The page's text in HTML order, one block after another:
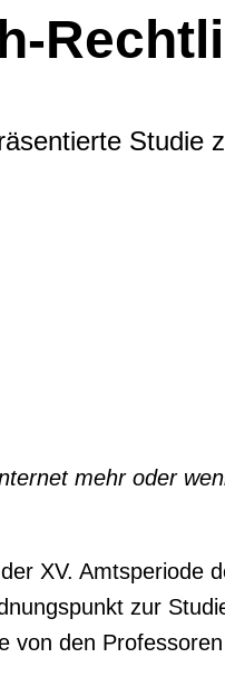
Studie
mehr oder
XV. Amtsperiode
zur
von den